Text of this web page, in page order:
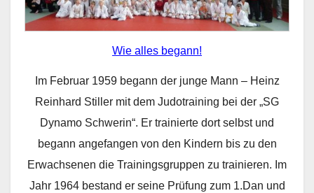
Wie alles begann!
Im Februar 1959 begann der junge Mann – Heinz
Reinhard Stiller mit dem Judotraining bei der „SG
Dynamo Schwerin“. Er trainierte dort selbst und
begann angefangen von den Kindern bis zu den
Erwachsenen die Trainingsgruppen zu trainieren. Im
Jahr 1964 bestand er seine Prüfung zum 1.Dan und